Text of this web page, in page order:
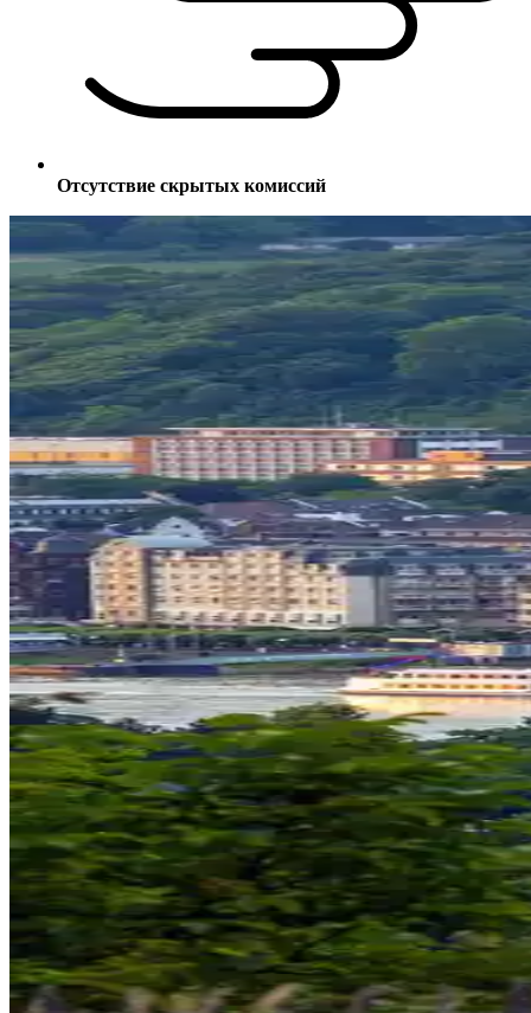
Отсутствие скрытых комиссий